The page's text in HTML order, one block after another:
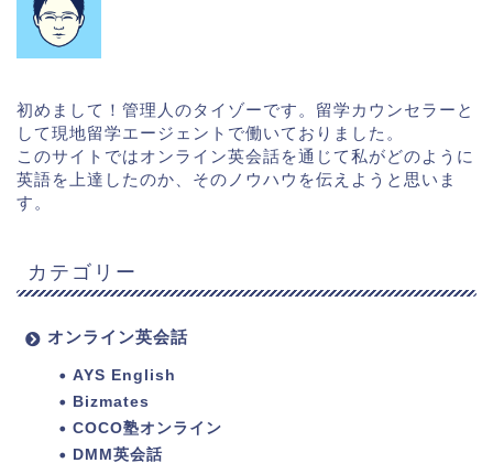
初めまして！管理人のタイゾーです。留学カウンセラーと
して現地留学エージェントで働いておりました。
このサイトではオンライン英会話を通じて私がどのように
英語を上達したのか、そのノウハウを伝えようと思いま
す。
カテゴリー
オンライン英会話
AYS English
Bizmates
COCO塾オンライン
DMM英会話